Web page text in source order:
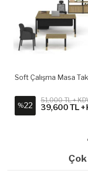
Soft Çalışma Masa
%22
51,000 TL +
39,600 TL +